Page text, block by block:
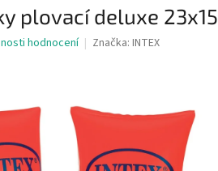
plovací deluxe
hodnocení Značka: INTEX